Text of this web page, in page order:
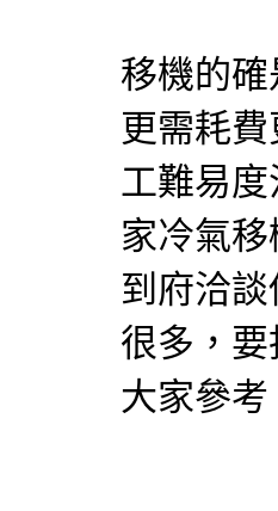
移機的
更需耗費
工難易
家冷氣移
到府洽
很多，
大家參考